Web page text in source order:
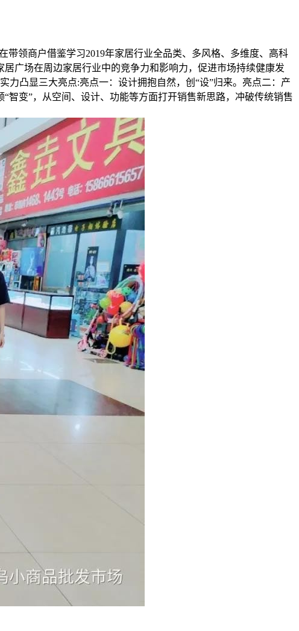
领商户借鉴学习2019年家居行业全品类、多风格、多维度、高科
广场在周边家居行业中的竞争力和影响力，促进市场持续健康发
凸显三大亮点:亮点一：设计拥抱自然，创“设”归来。亮点二：产
变”，从空间、设计、功能等方面打开销售新思路，冲破传统销售